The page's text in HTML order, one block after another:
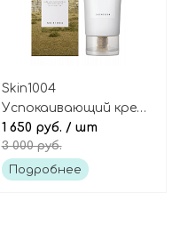
Skin1004
Успокаивающий крем-
гель для лица с
мадагаскарской
центеллой (72%),
1 650 руб. / шт
3 000 руб.
Подробнее